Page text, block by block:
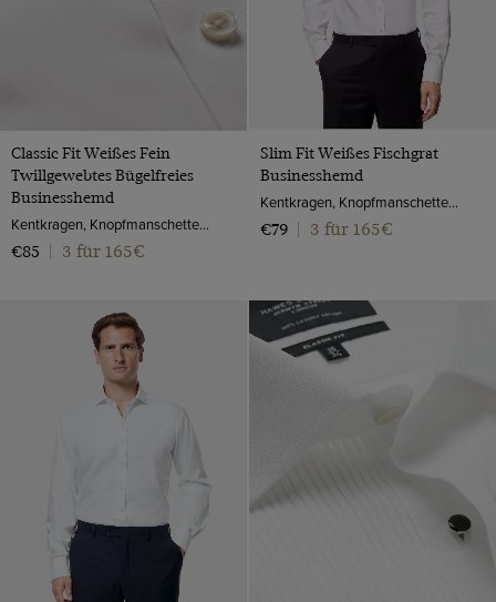
Classic Fit Weißes Fein
Twillgewebtes Bügelfreies
Businesshemd
Kentkragen, Knopfmanschette, 2-ply 80s Baumwolle
€85
3 für 165€
Slim Fit Weißes Fischgrat
Businesshemd
Kentkragen, Knopfmanschette, 2-ply 100s Baumwolle
€79
3 für 165€